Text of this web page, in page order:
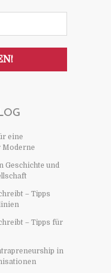
eine
Moderne
Geschichte und
– Tipps
– Tipps für
in